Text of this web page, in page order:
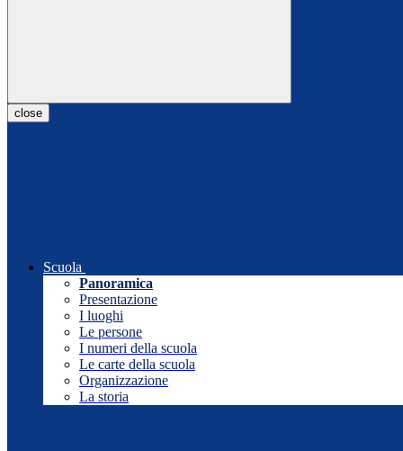
close
Scuola
Panoramica
Presentazione
I luoghi
Le persone
I numeri della scuola
Le carte della scuola
Organizzazione
La storia